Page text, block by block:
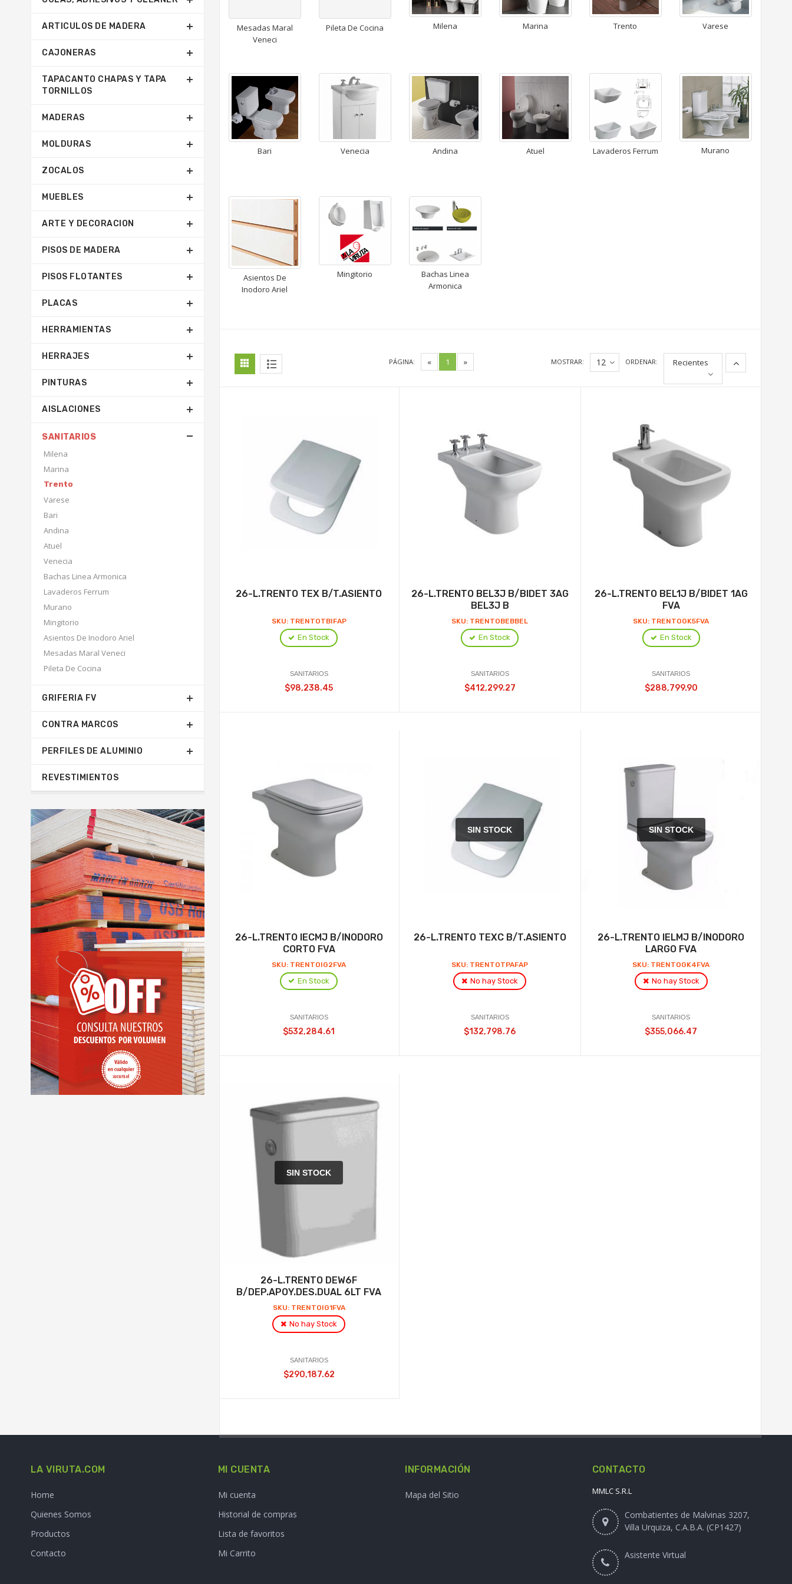
Mesadas Maral
Veneci
Pileta De Cocina Milena Marina Trento Varese
Bari Venecia Andina Atuel Lavaderos Ferrum Murano
Asientos De
Inodoro Ariel
Mingitorio
Bachas Linea
Armonica
ORDENAR: Recientes
MOSTRAR: 12
PÁGINA: « 1 »
26-L.TRENTO TEX B/T.ASIENTO
SKU: TRENTOTBIFAP
En Stock
SANITARIOS
$98,238.45
26-L.TRENTO BEL3J B/BIDET 3AG
BEL3J B
SKU: TRENTOBEBBEL
En Stock
SANITARIOS
$412,299.27
26-L.TRENTO BEL1J B/BIDET 1AG
FVA
SKU: TRENTOGK5FVA
En Stock
SANITARIOS
$288,799.90
26-L.TRENTO IECMJ B/INODORO
CORTO FVA
SKU: TRENTOIG2FVA
En Stock
SANITARIOS
$532,284.61
SIN STOCK
26-L.TRENTO TEXC B/T.ASIENTO
SKU: TRENTOTPAFAP
No hay Stock
SANITARIOS
$132,798.76
SIN STOCK
26-L.TRENTO IELMJ B/INODORO
LARGO FVA
SKU: TRENTOGK4FVA
No hay Stock
SANITARIOS
$355,066.47
SIN STOCK
26-L.TRENTO DEW6F
B/DEP.APOY.DES.DUAL 6LT FVA
SKU: TRENTOIG1FVA
No hay Stock
SANITARIOS
$290,187.62
ARTICULOS DE MADERA
CAJONERAS
TAPACANTO CHAPAS Y TAPA
TORNILLOS
MADERAS
MOLDURAS
ZOCALOS
MUEBLES
ARTE Y DECORACION
PISOS DE MADERA
PISOS FLOTANTES
PLACAS
HERRAMIENTAS
HERRAJES
PINTURAS
AISLACIONES
SANITARIOS
Milena
Marina
Trento
Varese
Bari
Andina
Atuel
Venecia
Bachas Linea Armonica
Lavaderos Ferrum
Murano
Mingitorio
Asientos De Inodoro Ariel
Mesadas Maral Veneci
Pileta De Cocina
GRIFERIA FV
CONTRA MARCOS
PERFILES DE ALUMINIO
REVESTIMIENTOS
VER MÁS
LA VIRUTA.COM
Home
Quienes Somos
Productos
Contacto
MI CUENTA
Mi cuenta
Historial de compras
Lista de favoritos
Mi Carrito
INFORMACIÓN
Mapa del Sitio
CONTACTO
MMLC S.R.L
Combatientes de Malvinas 3207,
Villa Urquiza, C.A.B.A. (CP1427)
Asistente Virtual